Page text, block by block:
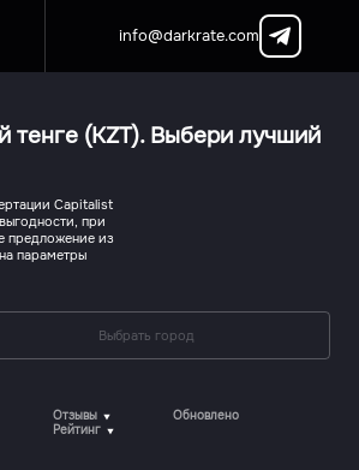
info@darkrate.com
(KZT). Выбери лучший
Capitalist
при
предложение из
параметры
Выбрать город
Отзывы
Рейтинг
Обновлено